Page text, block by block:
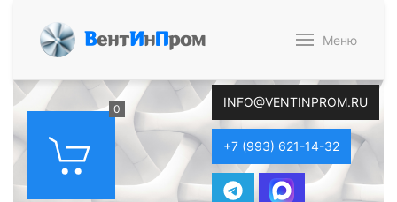
ВентИнПром Меню
0 INFO@VENTINPROM.RU
+7 (993) 621-14-32